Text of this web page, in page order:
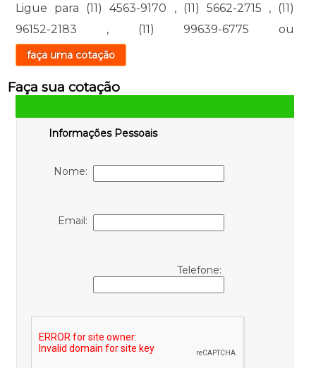
Ligue para (11) 4563-9170 , (11) 5662-2715 , (11)
96152-2183
, (11) 99639-6775 ou
faça uma cotação
Faça sua cotação
Informações Pessoais
Nome:
Email:
Telefone: